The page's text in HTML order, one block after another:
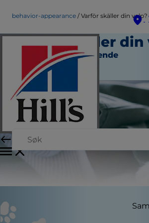
behavior-appearance Varför skäller din valp?
Varför skäller din
Beteende och Utseende
Skribent